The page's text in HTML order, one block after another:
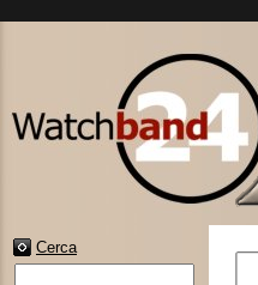
Cerca